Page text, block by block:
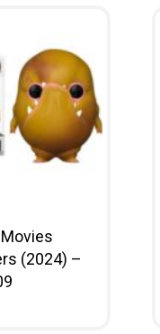
(2024) –